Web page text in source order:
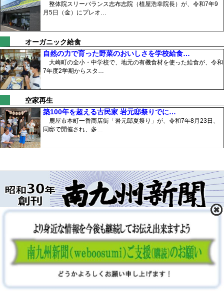
整体院スリーバランス志布志院（植屋浩幸院長）が、令和7年9
月5日（金）にプレオ…
オーガニック給食
自然の力で育った野菜のおいしさを学校給食…
大崎町の全小・中学校で、地元の有機食材を使った給食が、令和
7年度2学期からスタ…
空家再生
築100年を超える古民家 岩元邸祭りでに…
鹿屋市本町一番商店街「岩元邸夏祭り」が、令和7年8月23日、
同邸で開催され、多…